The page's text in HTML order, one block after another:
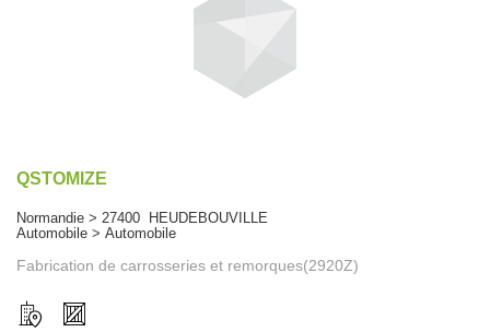
QSTOMIZE
Normandie > 27400 HEUDEBOUVILLE
Automobile > Automobile
Fabrication de carrosseries et remorques(2920Z)